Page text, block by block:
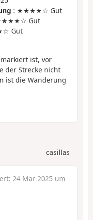
: ★★★★☆ Gut
Gut
Gut
ist, vor
der Strecke nicht
ist die Wanderung
casillas
24 Mär 2025 um